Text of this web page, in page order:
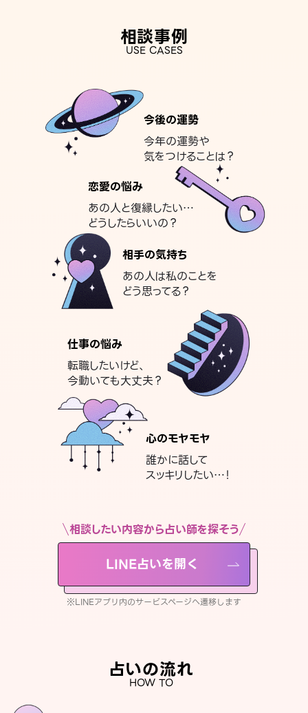
相談事例
USE CASES
今後の運勢
今年の運勢や
気をつけることは？
恋愛の悩み
あの人と復縁したい…
どうしたらいいの？
相手の気持ち
あの人は私のことを
どう思ってる？
仕事の悩み
転職したいけど、
今動いても大丈夫？
心のモヤモヤ
誰かに話して
スッキリしたい…！
相談したい内容から占い師を探そう
LINE占いを開く
※LINEアプリ内のサービスページへ遷移します
占いの流れ
HOW TO